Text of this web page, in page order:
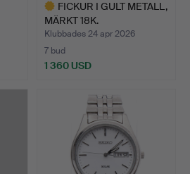
FICKUR I GULT METALL,
MÄRKT 18K.
Klubbades 24 apr 2026
7 bud
1 360 USD